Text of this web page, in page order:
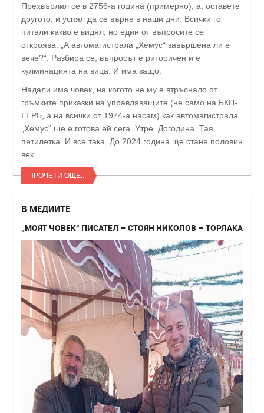
Прехвърлил се в 2756-а година (примерно), а, оставете
другото, и успял да се върне в наши дни. Всички го
питали какво е видял, но един от въпросите се
откроява. „А автомагистрала „Хемус“ завършена ли е
вече?“. Разбира се, въпросът е риторичен и е
кулминацията на вица. И има защо.
Надали има човек, на когото не му е втръснало от
гръмките приказки на управляващите (не само на БКП-
ГЕРБ, а на всички от 1974-а насам) как автомагистрала
„Хемус“ ще е готова ей сега. Утре. Догодина. Тая
петилетка. И все така. До 2024 година ще стане половин
век.
ПРОЧЕТИ ОЩЕ...
В МЕДИИТЕ
„МОЯТ ЧОВЕК“ ПИСАТЕЛ – СТОЯН НИКОЛОВ – ТОРЛАКА